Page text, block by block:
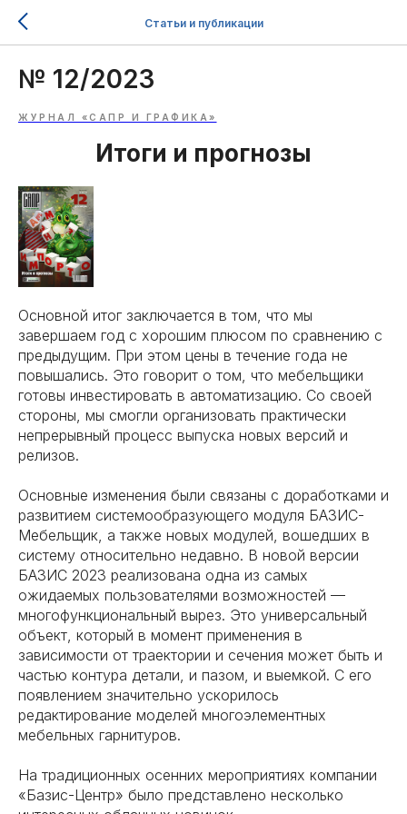
Статьи и публикации
№ 12/2023
ЖУРНАЛ «САПР И ГРАФИКА»
Итоги и прогнозы
Основной итог заключается в том, что мы
завершаем год с хорошим плюсом по сравнению с
предыдущим. При этом цены в течение года не
повышались. Это говорит о том, что мебельщики
готовы инвестировать в автоматизацию. Со своей
стороны, мы смогли организовать практически
непрерывный процесс выпуска новых версий и
релизов.
Основные изменения были связаны с доработками и
развитием системообразующего модуля БАЗИС-
Мебельщик, а также новых модулей, вошедших в
систему относительно недавно. В новой версии
БАЗИС 2023 реализована одна из самых
ожидаемых пользователями возможностей —
многофункциональный вырез. Это универсальный
объект, который в момент применения в
зависимости от траектории и сечения может быть и
частью контура детали, и пазом, и выемкой. С его
появлением значительно ускорилось
редактирование моделей многоэлементных
мебельных гарнитуров.
На традиционных осенних мероприятиях компании
«Базис-Центр» было представлено несколько